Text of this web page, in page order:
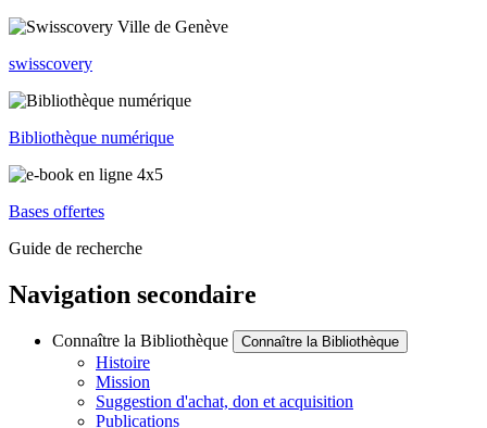
swisscovery
Bibliothèque numérique
Bases offertes
Guide de recherche
Navigation secondaire
Connaître la Bibliothèque Connaître la Bibliothèque
Histoire
Mission
Suggestion d'achat, don et acquisition
Publications